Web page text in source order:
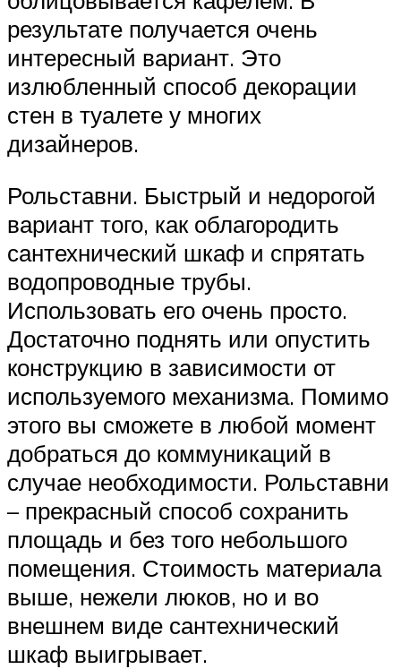
результате получается очень
интересный вариант. Это
излюбленный способ декорации
стен в туалете у многих
дизайнеров.
Рольставни. Быстрый и недорогой
вариант того, как облагородить
сантехнический шкаф и спрятать
водопроводные трубы.
Использовать его очень просто.
Достаточно поднять или опустить
конструкцию в зависимости от
используемого механизма. Помимо
этого вы сможете в любой момент
добраться до коммуникаций в
случае необходимости. Рольставни
– прекрасный способ сохранить
площадь и без того небольшого
помещения. Стоимость материала
выше, нежели люков, но и во
внешнем виде сантехнический
шкаф выигрывает.